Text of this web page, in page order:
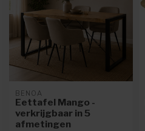
BENOA
Eettafel Mango -
verkrijgbaar in 5
afmetingen